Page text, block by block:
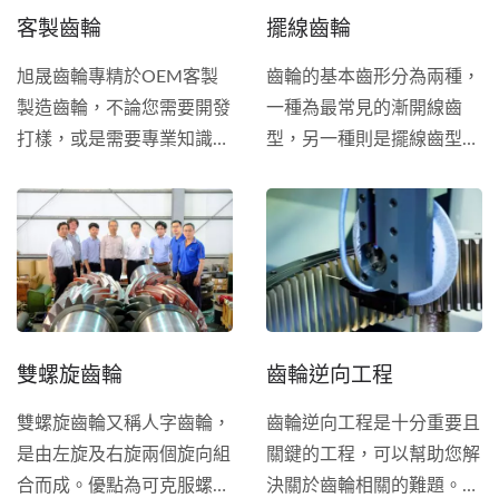
論齒輪箱的轉速、扭力、所
他規格，並協助客戶縮短開
發時間，達到使用壽命長跟
性能佳，無論是平行軸、直
著旭晟的製造經驗，可以提
供一個低噪音、穩定的訂製
齒輪箱。
客製齒輪
旭晟齒輪專精於OEM客製
製造齒輪，不論您需要開發
打樣，或是需要專業知識協
即支援。 我們可加工齒輪
的最大外徑是3200mm，模
數最大達50。業務內容包含
正齒輪、螺旋齒輪、雙螺旋
齒輪、內齒輪、高速齒輪、
聯軸器。 旭晟齒輪希望成
為您客製齒輪的夥伴，憑藉
我們多年的專業經驗，做為
您可以信賴的客製齒輪供應
擺線齒輪
齒輪的基本齒形分為兩種，
一種為最常見的漸開線齒
型，另一種則是擺線齒型。
機器人手臂關節與自動化設
備，因應未來自動化時代，
旭晟導入德國齒研機，滿足
客戶對高精度擺線齒輪的需
求。
雙螺旋齒輪
雙螺旋齒輪又稱人字齒輪，
是由左旋及右旋兩個旋向組
合而成。優點為可克服螺旋
齒輪逆向工程
齒輪逆向工程是十分重要且
關鍵的工程，可以幫助您解
決關於齒輪相關的難題。當